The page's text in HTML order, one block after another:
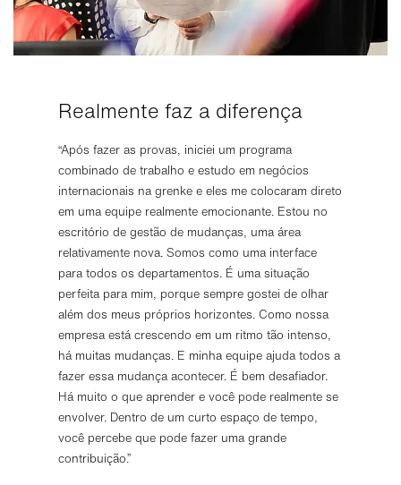
Realmente faz a diferença
“Após fazer as provas, iniciei um programa
combinado de trabalho e estudo em negócios
internacionais na grenke e eles me colocaram direto
em uma equipe realmente emocionante. Estou no
escritório de gestão de mudanças, uma área
relativamente nova. Somos como uma interface
para todos os departamentos. É uma situação
perfeita para mim, porque sempre gostei de olhar
além dos meus próprios horizontes. Como nossa
empresa está crescendo em um ritmo tão intenso,
há muitas mudanças. E minha equipe ajuda todos a
fazer essa mudança acontecer. É bem desafiador.
Há muito o que aprender e você pode realmente se
envolver. Dentro de um curto espaço de tempo,
você percebe que pode fazer uma grande
contribuição.”